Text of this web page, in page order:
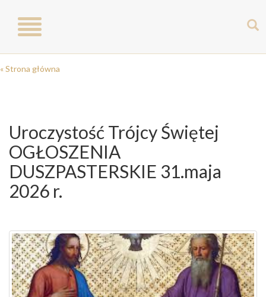
Toggle
navigation
« Strona główna
Uroczystość Trójcy Świętej
OGŁOSZENIA
DUSZPASTERSKIE 31.maja
2026 r.